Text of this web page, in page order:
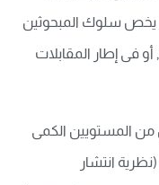
يخص سلوك المبحوثين
فى إطار المقابلات
من المستويين الكمى
انتشار